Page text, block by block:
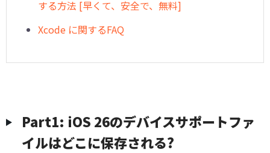
する方法 [早くて、安全で、無料]
Xcode に関するFAQ
Part1: iOS 26のデバイスサポートファ
イルはどこに保存される?